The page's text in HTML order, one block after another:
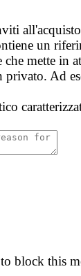
un
che mette in
privato. Ad
block this